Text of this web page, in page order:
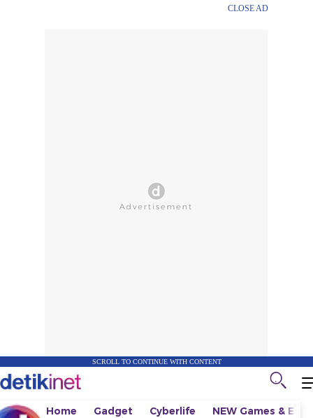
CLOSE AD
SCROLL TO CONTINUE WITH CONTENT
Home Gadget Cyberlife NEW Games &